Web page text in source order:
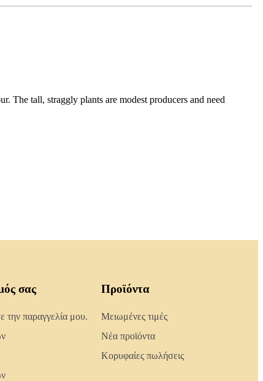
tall, straggly plants are modest producers and need
σας
την παραγγελία μου.
Προϊόντα
Μειωμένες τιμές
Νέα προϊόντα
Κορυφαίες πωλήσεις